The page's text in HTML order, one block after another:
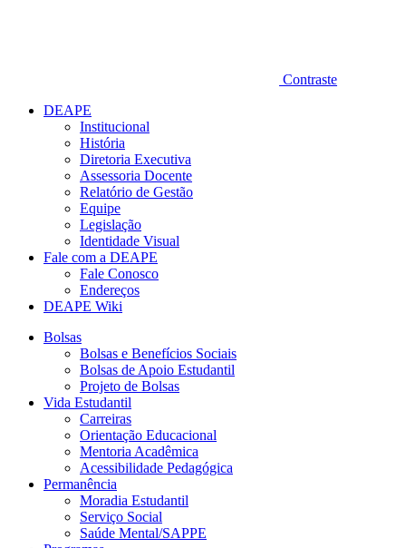
Contraste
DEAPE
Institucional
História
Diretoria Executiva
Assessoria Docente
Relatório de Gestão
Equipe
Legislação
Identidade Visual
Fale com a DEAPE
Fale Conosco
Endereços
DEAPE Wiki
Bolsas
Bolsas e Benefícios Sociais
Bolsas de Apoio Estudantil
Projeto de Bolsas
Vida Estudantil
Carreiras
Orientação Educacional
Mentoria Acadêmica
Acessibilidade Pedagógica
Permanência
Moradia Estudantil
Serviço Social
Saúde Mental/SAPPE